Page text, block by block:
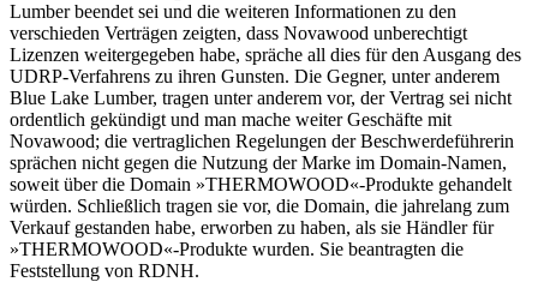
Lumber beendet sei und die weiteren Informationen zu den
verschieden Verträgen zeigten, dass Novawood unberechtigt
Lizenzen weitergegeben habe, spräche all dies für den Ausgang des
UDRP-Verfahrens zu ihren Gunsten. Die Gegner, unter anderem
Blue Lake Lumber, tragen unter anderem vor, der Vertrag sei nicht
ordentlich gekündigt und man mache weiter Geschäfte mit
Novawood; die vertraglichen Regelungen der Beschwerdeführerin
sprächen nicht gegen die Nutzung der Marke im Domain-Namen,
soweit über die Domain »THERMOWOOD«-Produkte gehandelt
würden. Schließlich tragen sie vor, die Domain, die jahrelang zum
Verkauf gestanden habe, erworben zu haben, als sie Händler für
»THERMOWOOD«-Produkte wurden. Sie beantragten die
Feststellung von RDNH.